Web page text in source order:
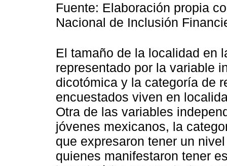
Fuente: Elaboración propia
Nacional de Inclusión
El tamaño de la localidad en
representado por la variable
dicotómica y la categoría de
encuestados viven en
Otra de las variables
jóvenes mexicanos, la
que expresaron tener un
quienes manifestaron tener